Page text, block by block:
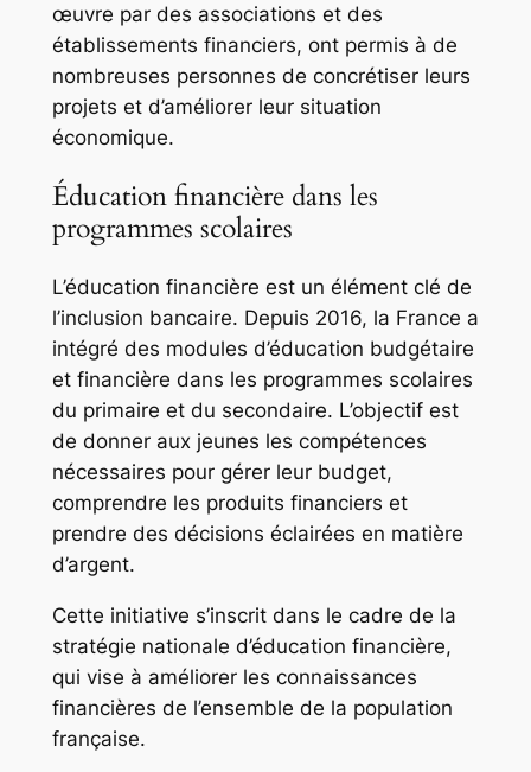
œuvre par des associations et des
établissements financiers, ont permis à de
nombreuses personnes de concrétiser leurs
projets et d’améliorer leur situation
économique.
Éducation financière dans les
programmes scolaires
L’éducation financière est un élément clé de
l’inclusion bancaire. Depuis 2016, la France a
intégré des modules d’éducation budgétaire
et financière dans les programmes scolaires
du primaire et du secondaire. L’objectif est
de donner aux jeunes les compétences
nécessaires pour gérer leur budget,
comprendre les produits financiers et
prendre des décisions éclairées en matière
d’argent.
Cette initiative s’inscrit dans le cadre de la
stratégie nationale d’éducation financière,
qui vise à améliorer les connaissances
financières de l’ensemble de la population
française.